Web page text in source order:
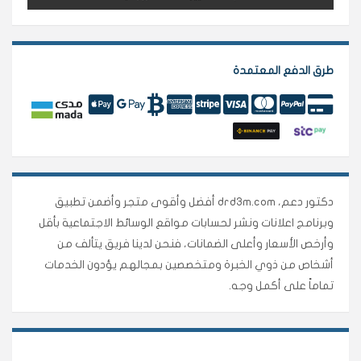
طرق الدفع المعتمدة
دكتور دعم، drd3m.com أفضل وأقوى متجر وأضمن تطبيق
وبرنامج اعلانات ونشر لحسابات مواقع الوسائط الاجتماعية بأقل
وأرخص الأسعار وأعلى الضمانات، فنحن لدينا فريق يتألف من
أشخاص من ذوي الخبرة ومتخصصين بمجالهم يؤدون الخدمات
تماماً على أكمل وجه.